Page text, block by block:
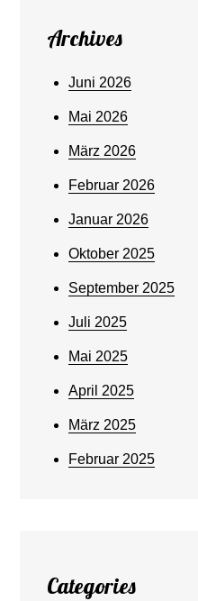
Archives
Juni 2026
Mai 2026
März 2026
Februar 2026
Januar 2026
Oktober 2025
September 2025
Juli 2025
Mai 2025
April 2025
März 2025
Februar 2025
Categories